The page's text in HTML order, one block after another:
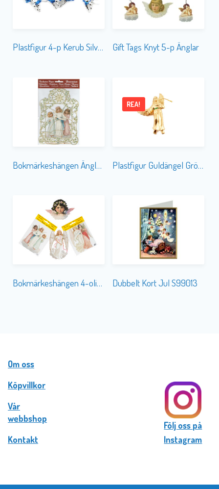
Plastfigur 4-p Kerub Silver Gift Tags Knyt 5-p Änglar
Bokmärkeshängen Änglatrio Plastfigur Guldängel Grönt Skärp
REA!
Bokmärkeshängen 4-olika Änglar Dubbelt Kort Jul S99013
Om oss
Köpvillkor
Vår
webbshop
Kontakt
Följ oss på
Instagram